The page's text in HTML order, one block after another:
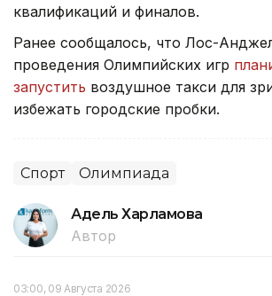
квалификаций и финалов.
Ранее сообщалось, что Лос-
проведения Олимпийских игр
запустить воздушное такси для
избежать городские пробки.
Спорт Олимпиада
Адель Харламова
Автор
03:00, 09 Августа 2026